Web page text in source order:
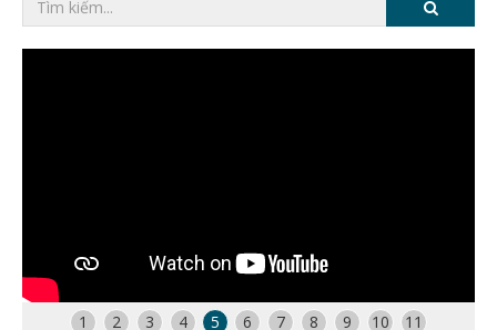
1 2 3 4 5 6 7 8 9 10 11